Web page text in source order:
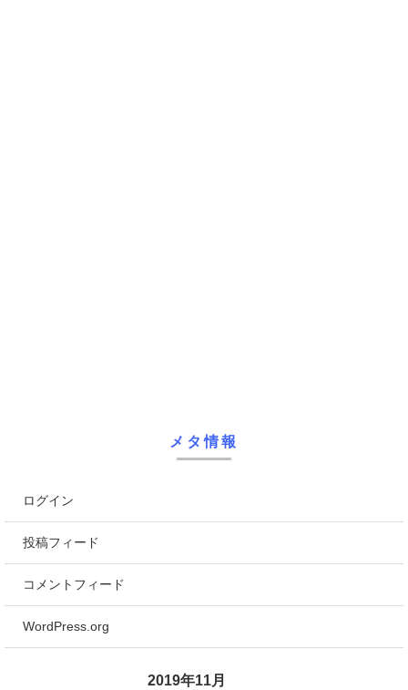
メタ情報
ログイン
投稿フィード
コメントフィード
WordPress.org
2019年11月